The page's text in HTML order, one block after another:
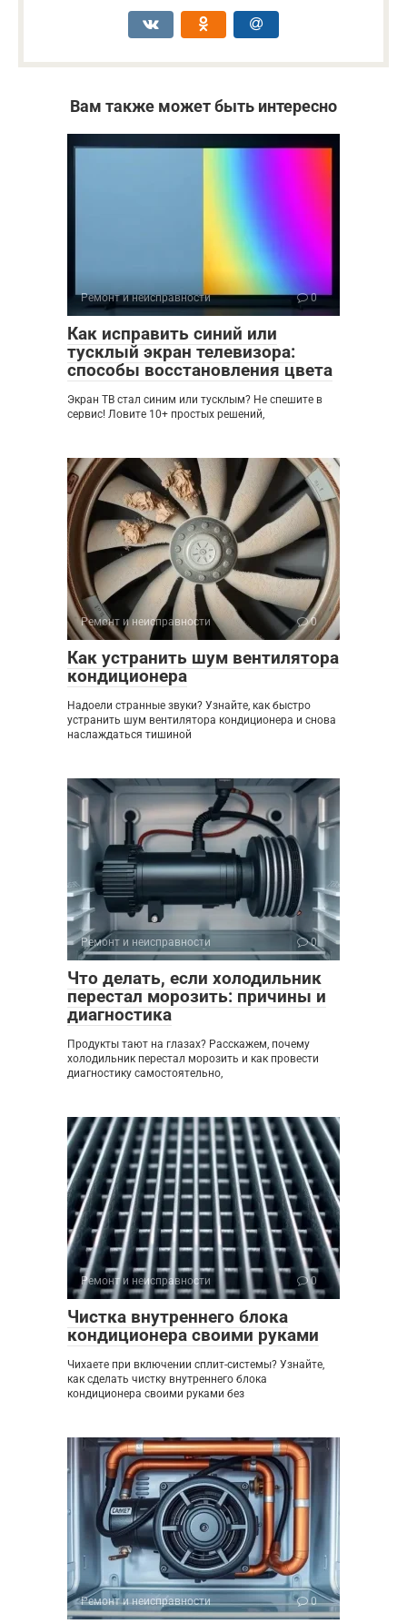
Вам также может быть интересно
Ремонт и неисправности 0
Как исправить синий или
тусклый экран телевизора:
способы восстановления цвета
Экран ТВ стал синим или тусклым? Не спешите в
сервис! Ловите 10+ простых решений,
Ремонт и неисправности 0
Как устранить шум вентилятора
кондиционера
Надоели странные звуки? Узнайте, как быстро
устранить шум вентилятора кондиционера и снова
наслаждаться тишиной
Ремонт и неисправности 0
Что делать, если холодильник
перестал морозить: причины и
диагностика
Продукты тают на глазах? Расскажем, почему
холодильник перестал морозить и как провести
диагностику самостоятельно,
Ремонт и неисправности 0
Чистка внутреннего блока
кондиционера своими руками
Чихаете при включении сплит-системы? Узнайте,
как сделать чистку внутреннего блока
кондиционера своими руками без
Ремонт и неисправности 0